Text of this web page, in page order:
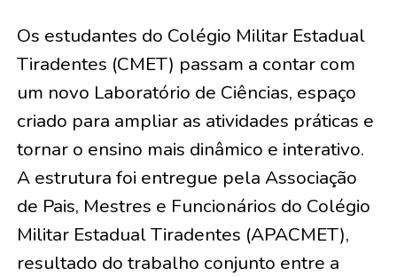
Os estudantes do Colégio Militar Estadual
Tiradentes (CMET) passam a contar com
um novo Laboratório de Ciências, espaço
criado para ampliar as atividades práticas e
tornar o ensino mais dinâmico e interativo.
A estrutura foi entregue pela Associação
de Pais, Mestres e Funcionários do Colégio
Militar Estadual Tiradentes (APACMET),
resultado do trabalho conjunto entre a